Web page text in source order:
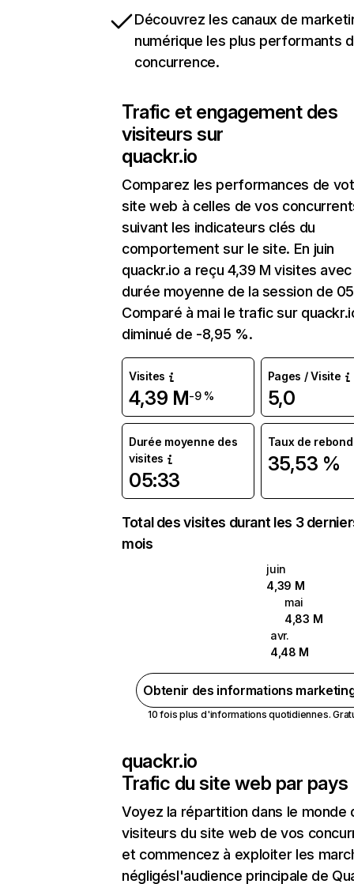
Découvrez les canaux de
numérique les plus performants
concurrence.
Trafic et engagement des
visiteurs sur
quackr.io
Comparez les performances de
site web à celles de vos
suivant les indicateurs clés du
comportement sur le site. En juin
quackr.io a reçu 4,39 M visites
durée moyenne de la session de
Comparé à mai le trafic sur
diminué de -8,95 %.
Visites
4,39 M-9 %
Pages / Visite
5,0
Durée moyenne des
visites
05:33
Taux de rebond
35,53 %
Total des visites durant les 3
mois
juin
4,39 M
mai
4,83 M
avr.
4,48 M
Obtenir des informations
10 fois plus d'informations quotidiennes.
quackr.io
Trafic du site web par pays
Voyez la répartition dans le monde
visiteurs du site web de vos
et commencez à exploiter les
négligésl'audience principale de